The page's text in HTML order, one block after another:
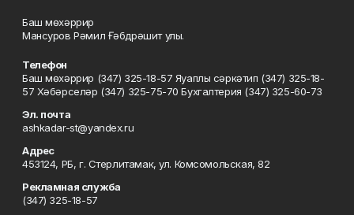
Баш мөхәррир
Мансуров Рәмил Ғәбдрәшит улы.
Телефон
Баш мөхәррир (347) 325-18-57 Яуаплы сәркәтип (347) 325-18-
57 Хәбәрселәр (347) 325-75-70 Бухгалтерия (347) 325-60-73
Эл. почта
ashkadar-st@yandex.ru
Адрес
453124, РБ, г. Стерлитамак, ул. Комсомольская, 82
Рекламная служба
(347) 325-18-57